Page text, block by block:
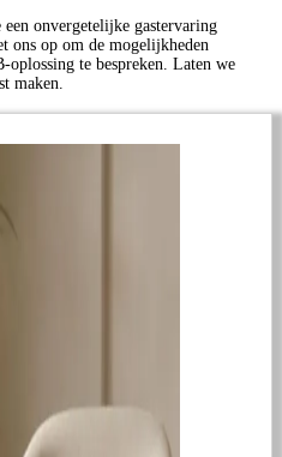
onvergetelijke gastervaring
ons op om de mogelijkheden
oplossing te bespreken. Laten we
maken.